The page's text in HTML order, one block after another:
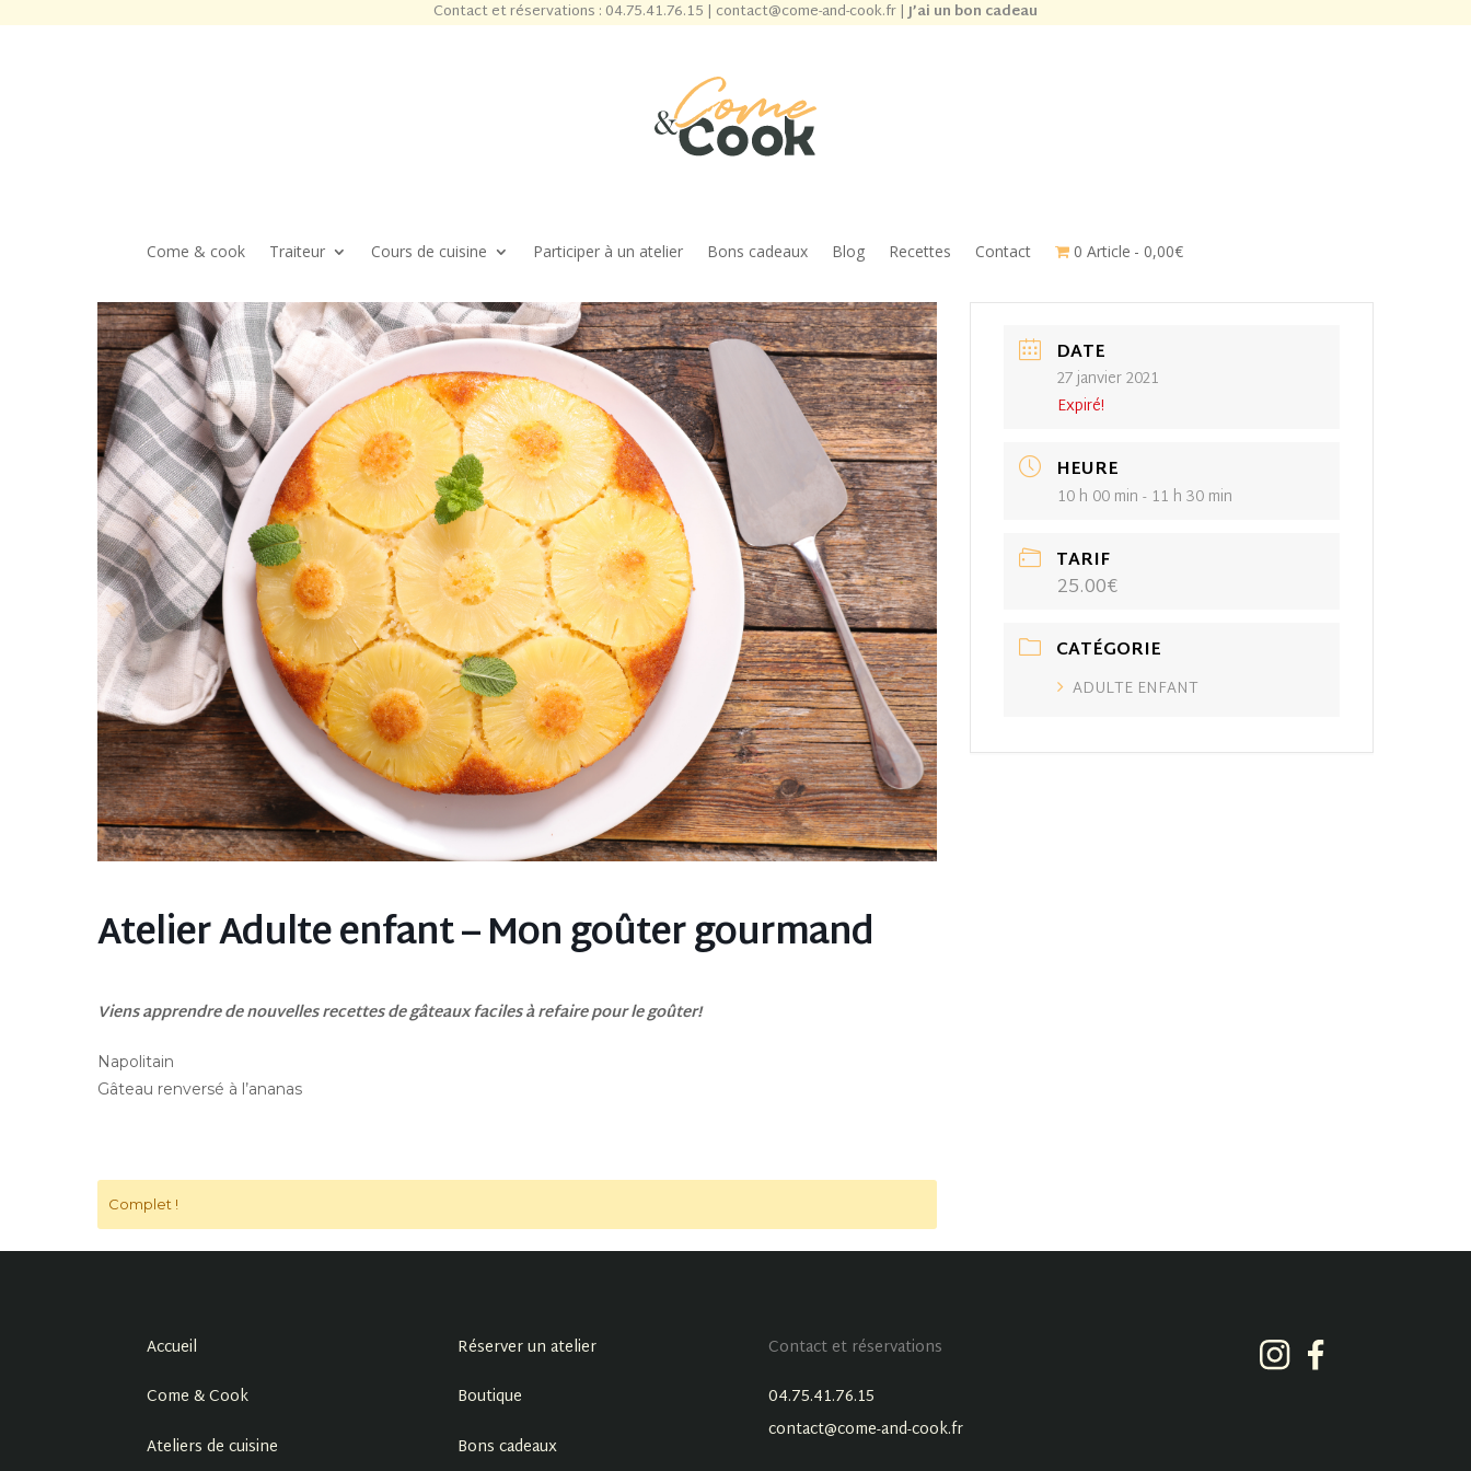
Contact et réservations : 04.75.41.76.15 | contact@come-and-cook.fr|J’ai un bon cadeau
Come & cook Traiteur Cours de cuisine Participer à un atelier Bons cadeaux Blog Recettes Contact 0 Article 0,00€
Atelier Adulte enfant – Mon goûter gourmand
Viens apprendre de nouvelles recettes de gâteaux faciles à refaire pour le goûter!
Napolitain
Gâteau renversé à l’ananas
Complet !
DATE
27 janvier 2021
Expiré!
HEURE
10 h 00 min - 11 h 30 min
TARIF
25.00€
CATÉGORIE
ADULTE ENFANT
Accueil
Come & Cook
Ateliers de cuisine
Réserver un atelier
Boutique
Bons cadeaux
Contact et réservations
04.75.41.76.15
contact@come-and-cook.fr